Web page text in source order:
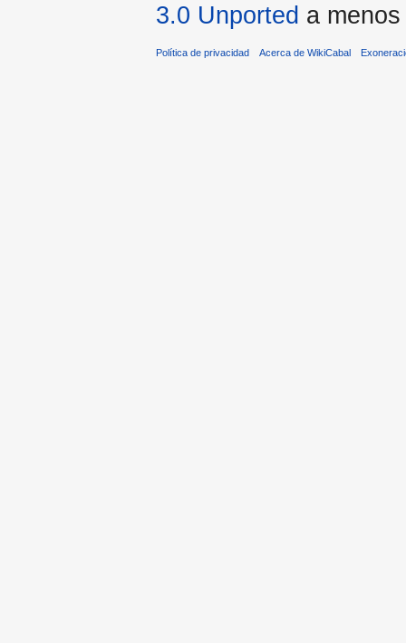
3.0 Unported a
Política de privacidad Acerca de WikiCabal